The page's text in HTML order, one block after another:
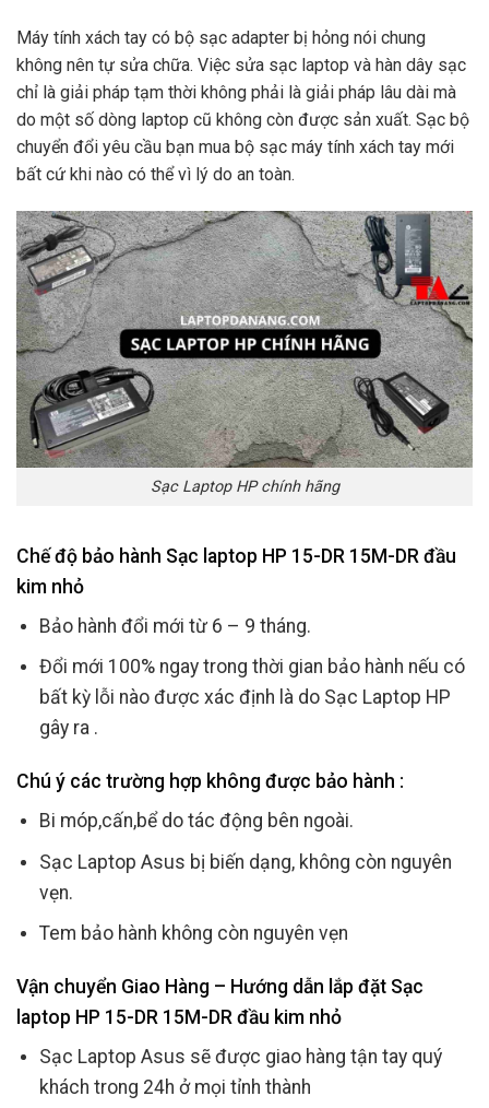
Máy tính xách tay có bộ sạc adapter bị hỏng nói chung
không nên tự sửa chữa. Việc sửa sạc laptop và hàn dây sạc
chỉ là giải pháp tạm thời không phải là giải pháp lâu dài mà
do một số dòng laptop cũ không còn được sản xuất. Sạc bộ
chuyển đổi yêu cầu bạn mua bộ sạc máy tính xách tay mới
bất cứ khi nào có thể vì lý do an toàn.
Sạc Laptop HP chính hãng
Chế độ bảo hành Sạc laptop HP 15-DR 15M-DR đầu
kim nhỏ
Bảo hành đổi mới từ 6 – 9 tháng.
Đổi mới 100% ngay trong thời gian bảo hành nếu có
bất kỳ lỗi nào được xác định là do Sạc Laptop HP
gây ra .
Chú ý các trường hợp không được bảo hành :
Bi móp,cấn,bể do tác động bên ngoài.
Sạc Laptop Asus bị biến dạng, không còn nguyên
vẹn.
Tem bảo hành không còn nguyên vẹn
Vận chuyển Giao Hàng – Hướng dẫn lắp đặt Sạc
laptop HP 15-DR 15M-DR đầu kim nhỏ
Sạc Laptop Asus sẽ được giao hàng tận tay quý
khách trong 24h ở mọi tỉnh thành